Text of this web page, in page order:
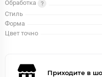
Обработка
Стиль
Форма
Цвет точно
Приходите в